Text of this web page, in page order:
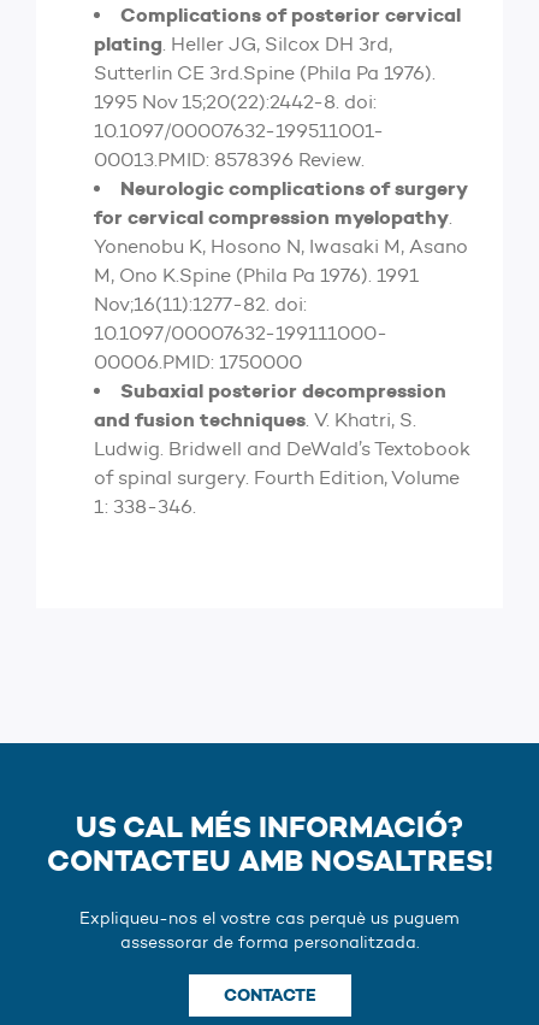
Complications of posterior cervical
plating . Heller JG, Silcox DH 3rd,
Sutterlin CE 3rd.Spine (Phila Pa 1976).
1995 Nov 15;20(22):2442-8. doi:
10.1097/00007632-199511001-
00013.PMID: 8578396 Review.
Neurologic complications of surgery
for cervical compression myelopathy
Yonenobu K, Hosono N, Iwasaki M, Asano
M, Ono K.Spine (Phila Pa 1976). 1991
Nov;16(11):1277-82. doi:
10.1097/00007632-199111000-
00006.PMID: 1750000
Subaxial posterior decompression
and fusion techniques . V. Khatri, S.
Ludwig. Bridwell and DeWald’s Textobook
of spinal surgery. Fourth Edition, Volume
1: 338-346.
US CAL MÉS INFORMACIÓ?
CONTACTEU AMB NOSALTRES!
Expliqueu-nos el vostre cas perquè us puguem
assessorar de forma personalitzada.
CONTACTE